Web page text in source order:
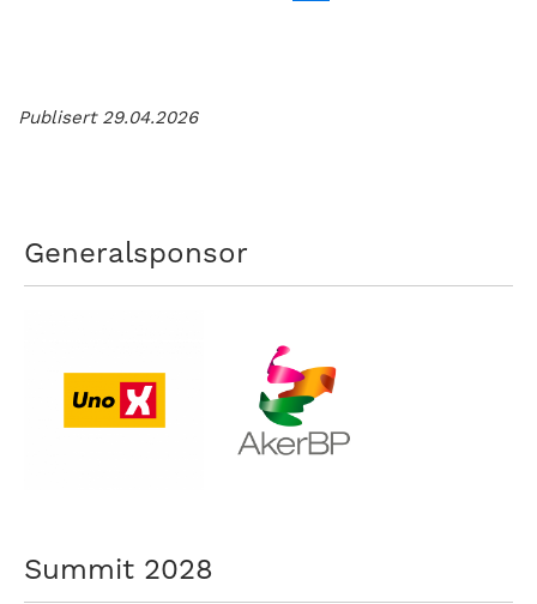
Publisert 29.04.2026
Generalsponsor
Summit 2028